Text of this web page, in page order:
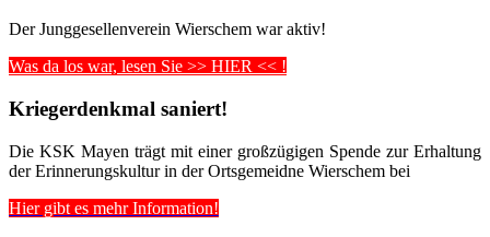
Der Junggesellenverein Wierschem war aktiv!
Was da los war, lesen Sie >> HIER << !
Kriegerdenkmal saniert!
Die KSK Mayen trägt mit einer großzügigen Spende zur Erhaltung
der Erinnerungskultur in der Ortsgemeidne Wierschem bei
Hier gibt es mehr Information!